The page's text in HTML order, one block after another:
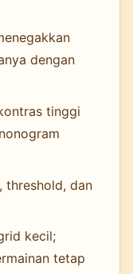
dengan
tinggi
threshold, dan
kecil;
tetap